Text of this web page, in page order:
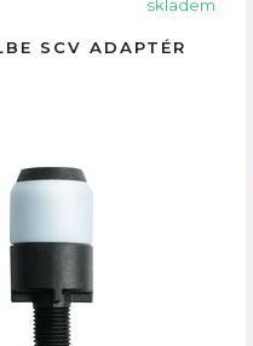
skladem
SCV ADAPTÉR